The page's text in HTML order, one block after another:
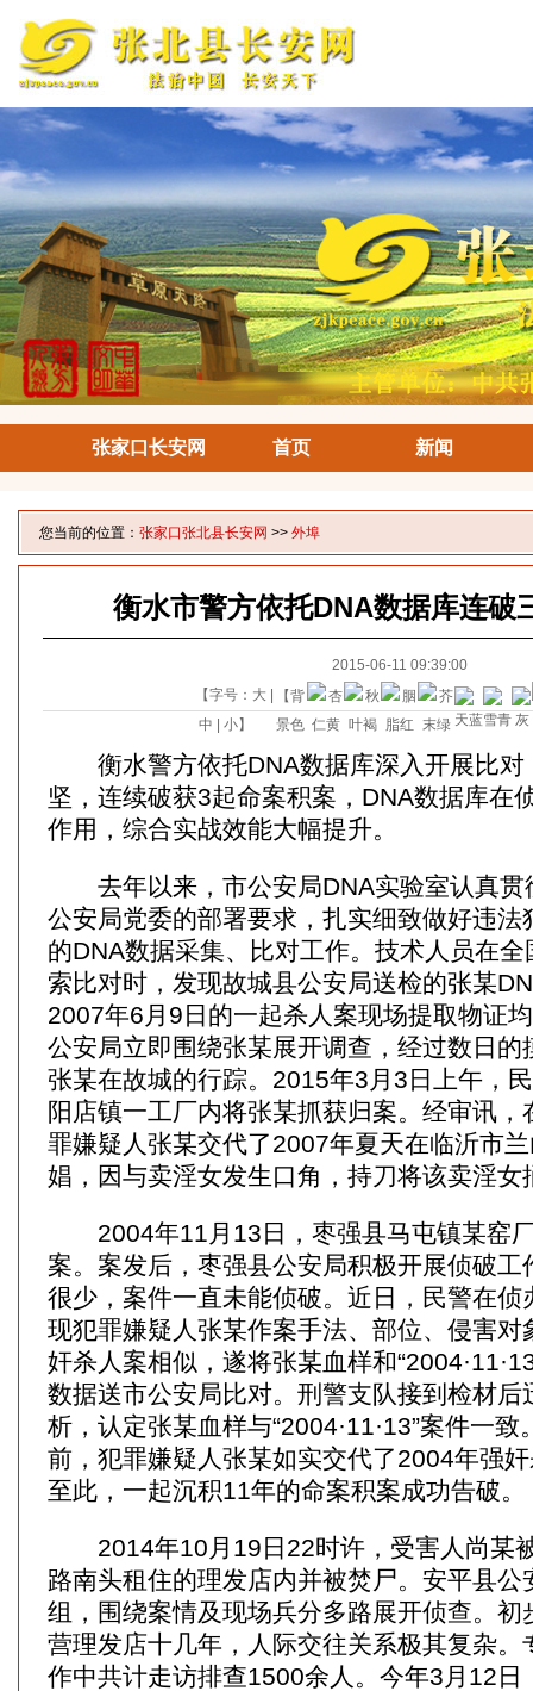
张家口长安网 首页 新闻
您当前的位置： 张家口张北县长安网 >> 外埠
衡水市警方依托DNA数据库连破
2015-06-11 09:39:00
【字号： 大
中
小】
【背
景色
衡水警方依托DNA数据库深入开展比对
坚，连续破获3起命案积案，DNA数据库在
作用，综合实战效能大幅提升。
去年以来，市公安局DNA实验室认真贯
公安局党委的部署要求，扎实细致做好违法
的DNA数据采集、比对工作。技术人员在
索比对时，发现故城县公安局送检的张某
2007年6月9日的一起杀人案现场提取物证
公安局立即围绕张某展开调查，经过数日的
张某在故城的行踪。2015年3月3日上午，
阳店镇一工厂内将张某抓获归案。经审讯，
罪嫌疑人张某交代了2007年夏天在临沂市
娼，因与卖淫女发生口角，持刀将该卖淫女
2004年11月13日，枣强县马屯镇某窑
案。案发后，枣强县公安局积极开展侦破工
很少，案件一直未能侦破。近日，民警在侦
现犯罪嫌疑人张某作案手法、部位、侵害对
奸杀人案相似，遂将张某血样和
数据送市公安局比对。刑警支队接到检材后
析，认定张某血样与“2004·11·13”案件一
前，犯罪嫌疑人张某如实交代了2004年强
至此，一起沉积11年的命案积案成功告破。
2014年10月19日22时许，受害人尚某
路南头租住的理发店内并被焚尸。安平县公
组，围绕案情及现场兵分多路展开侦查。初
营理发店十几年，人际交往关系极其复杂。
作中共计走访排查1500余人。今年3月12日